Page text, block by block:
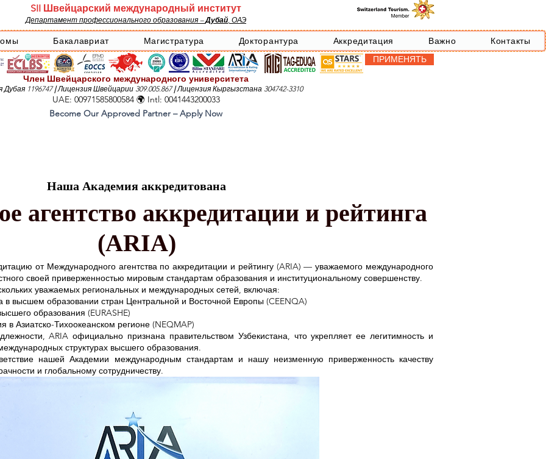
SII Швейцарский международный институт
Департамент профессионального образования –Дубай, ОАЭ
Бакалавриат Магистратура Докторантура Аккредитация Важно
Контакты
ПРИМЕНЯТЬ
Член Швейцарского международного университета
Дубая 1196747|Лицензия Швейцарии 309.005.867|Лицензия Кыргызстана 304742-3310
UAE: 00971585800584 🌍 Intl: 0041443200033
Become Our Approved Partner – Apply Now
Наша Академия аккредитована
агентство аккредитации и рейтинга
(ARIA)
от Международного агентства по аккредитации и рейтингу (ARIA) — уважаемого международного
своей приверженностью мировым стандартам образования и институциональному совершенству.
уважаемых региональных и международных сетей, включая:
в высшем образовании стран Центральной и Восточной Европы (CEENQA)
образования (EURASHE)
в Азиатско-Тихоокеанском регионе (NEQMAP)
ARIA официально признана правительством Узбекистана, что укрепляет ее легитимность и
структурах высшего образования.
нашей Академии международным стандартам и нашу неизменную приверженность качеству
и глобальному сотрудничеству.